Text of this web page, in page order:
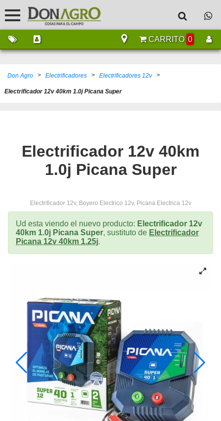
CARRITO 0
Don Agro > Electrificadores > Electrificadores 12v >
Electrificador 12v 40km 1.0j Picana Super
Electrificador 12v 40km
1.0j Picana Super
Electrificador 12v, Boyero Electrico 12v, Picana Electrica 12v
Ud esta viendo el nuevo producto: Electrificador 12v
40km 1.0j Picana Super, sustituto de Electrificador
Picana 12v 40km 1.25j.